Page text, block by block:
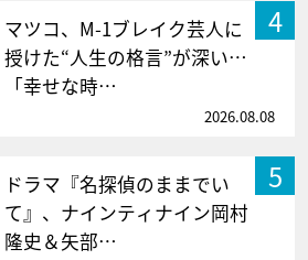
4
マツコ、M-1ブレイク芸人に
授けた“人生の格言”が深い…
「幸せな時…
2026.08.08
5
ドラマ『名探偵のままでい
て』、ナインティナイン岡村
隆史＆矢部…